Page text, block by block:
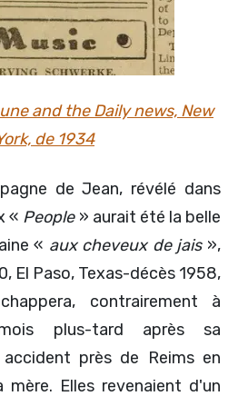
and the Daily news, New
de 1934
de Jean, révélé dans
« People» aurait été la belle
« aux cheveux de jais»,
El Paso, Texas-décès 1958,
contrairement à
plus-tard après sa
près de Reims en
mère. Elles revenaient d'un